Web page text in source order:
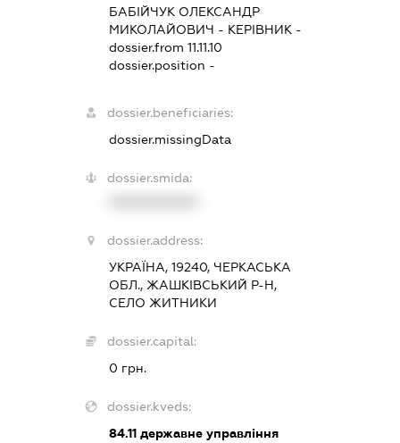
БАБІЙЧУК ОЛЕКСАНДР
МИКОЛАЙОВИЧ - КЕРІВНИК -
dossier.from 11.11.10
dossier.position -
dossier.beneficiaries:
dossier.missingData
dossier.smida:
dossier.address:
УКРАЇНА, 19240, ЧЕРКАСЬКА
ОБЛ., ЖАШКІВСЬКИЙ Р-Н,
СЕЛО ЖИТНИКИ
dossier.capital:
0 грн.
dossier.kveds:
84.11 державне управління